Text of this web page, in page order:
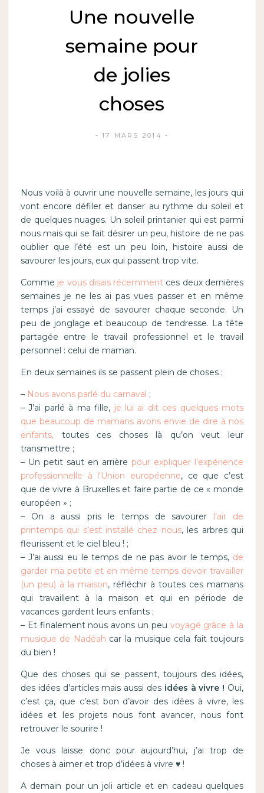
Une nouvelle
semaine pour
de jolies
choses
17 MARS 2014
Nous voilà à ouvrir une nouvelle semaine, les jours qui
vont encore défiler et danser au rythme du soleil et
de quelques nuages. Un soleil printanier qui est parmi
nous mais qui se fait désirer un peu, histoire de ne pas
oublier que l’été est un peu loin, histoire aussi de
savourer les jours, eux qui passent trop vite.
Comme je vous disais récemment ces deux dernières
semaines je ne les ai pas vues passer et en même
temps j’ai essayé de savourer chaque seconde. Un
peu de jonglage et beaucoup de tendresse. La tête
partagée entre le travail professionnel et le travail
personnel : celui de maman.
En deux semaines ils se passent plein de choses :
– Nous avons parlé du carnaval ;
– J’ai parlé à ma fille, je lui ai dit ces quelques mots
que beaucoup de mamans avons envie de dire à nos
enfants, toutes ces choses là qu’on veut leur
transmettre ;
– Un petit saut en arrière pour expliquer l’expérience
professionnelle à l’Union européenne, ce que c’est
que de vivre à Bruxelles et faire partie de ce « monde
européen » ;
– On a aussi pris le temps de savourer l’air de
printemps qui s’est installé chez nous, les arbres qui
fleurissent et le ciel bleu ! ;
– J’ai aussi eu le temps de ne pas avoir le temps, de
garder ma petite et en même temps devoir travailler
(un peu) à la maison, réfléchir à toutes ces mamans
qui travaillent à la maison et qui en période de
vacances gardent leurs enfants ;
– Et finalement nous avons un peu voyagé grâce à la
musique de Nadéah car la musique cela fait toujours
du bien !
Que des choses qui se passent, toujours des idées,
des idées d’articles mais aussi des idées à vivre ! Oui,
c’est ça, que c’est bon d’avoir des idées à vivre, les
idées et les projets nous font avancer, nous font
retrouver le sourire !
Je vous laisse donc pour aujourd’hui, j’ai trop de
choses à aimer et trop d’idées à vivre ♥ !
A demain pour un joli article et en cadeau quelques